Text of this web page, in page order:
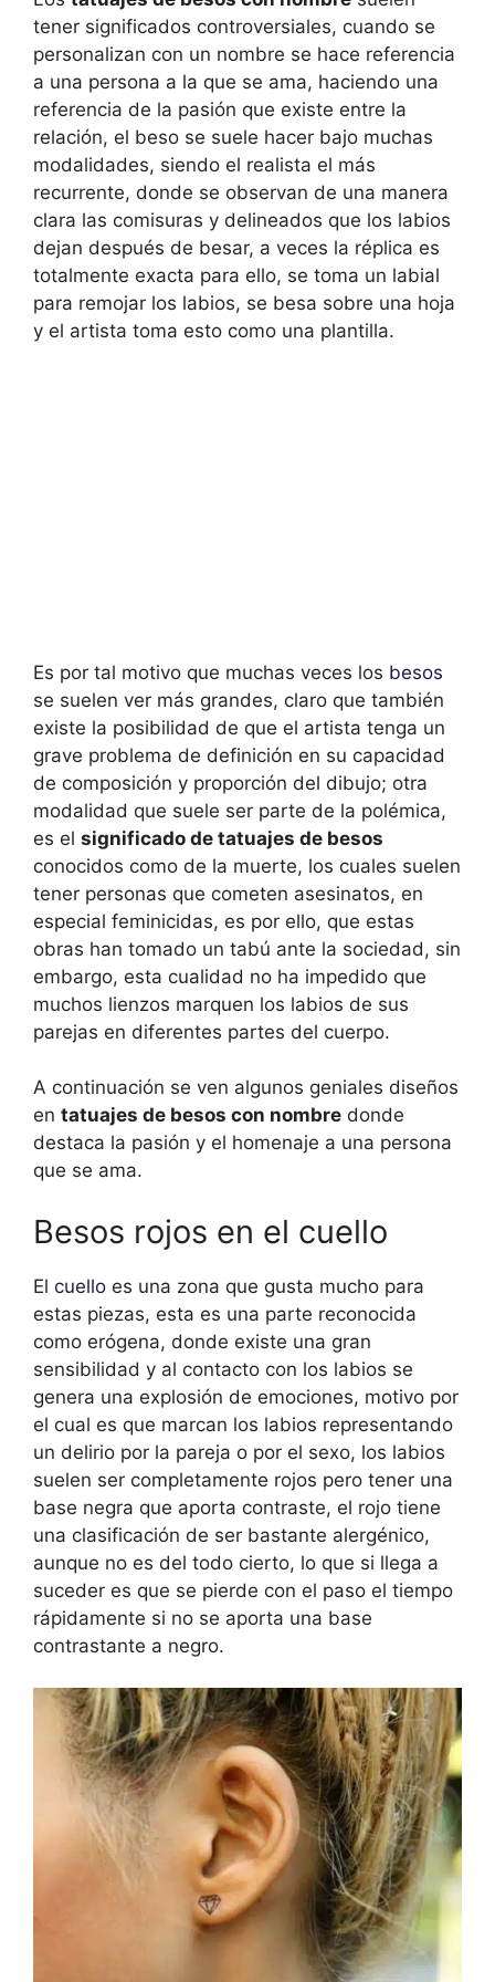
tener significados controversiales, cuando se
personalizan con un nombre se hace referencia
a una persona a la que se ama, haciendo una
referencia de la pasión que existe entre la
relación, el beso se suele hacer bajo muchas
modalidades, siendo el realista el más
recurrente, donde se observan de una manera
clara las comisuras y delineados que los labios
dejan después de besar, a veces la réplica es
totalmente exacta para ello, se toma un labial
para remojar los labios, se besa sobre una hoja
y el artista toma esto como una plantilla.
Es por tal motivo que muchas veces los besos
se suelen ver más grandes, claro que también
existe la posibilidad de que el artista tenga un
grave problema de definición en su capacidad
de composición y proporción del dibujo; otra
modalidad que suele ser parte de la polémica,
es el significado de tatuajes de besos
conocidos como de la muerte, los cuales suelen
tener personas que cometen asesinatos, en
especial feminicidas, es por ello, que estas
obras han tomado un tabú ante la sociedad, sin
embargo, esta cualidad no ha impedido que
muchos lienzos marquen los labios de sus
parejas en diferentes partes del cuerpo.
A continuación se ven algunos geniales diseños
en tatuajes de besos con nombre donde
destaca la pasión y el homenaje a una persona
que se ama.
Besos rojos en el cuello
El cuello es una zona que gusta mucho para
estas piezas, esta es una parte reconocida
como erógena, donde existe una gran
sensibilidad y al contacto con los labios se
genera una explosión de emociones, motivo por
el cual es que marcan los labios representando
un delirio por la pareja o por el sexo, los labios
suelen ser completamente rojos pero tener una
base negra que aporta contraste, el rojo tiene
una clasificación de ser bastante alergénico,
aunque no es del todo cierto, lo que si llega a
suceder es que se pierde con el paso el tiempo
rápidamente si no se aporta una base
contrastante a negro.